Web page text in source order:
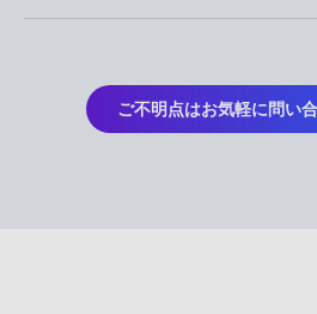
ご不明点はお気軽に問い